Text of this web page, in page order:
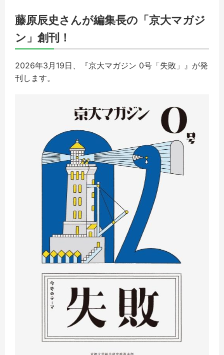
藤原辰史さんが編集長の「京大マガジ
ン」創刊！
2026年3月19日、『京大マガジン 0号「失敗」』が発
刊します。